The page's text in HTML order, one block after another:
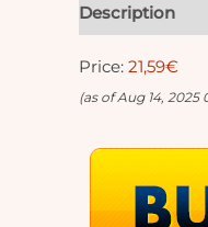
Description
Price: 21,59€
(as of Aug 14, 2025